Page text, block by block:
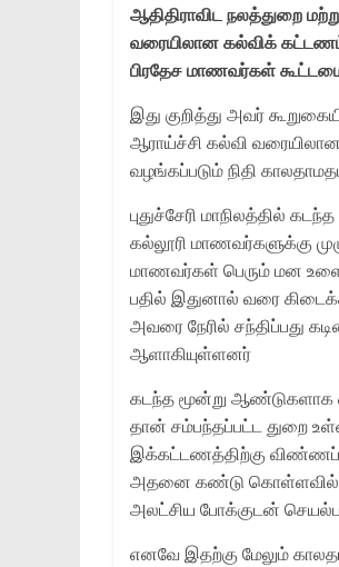
ஆதிதிராவிட நலத்துறை
வரையிலான கல்விக் கட்டணம்
பிரதேச மாணவர்கள்
இது குறித்து அவர்
ஆராய்ச்சி கல்வி
வழங்கப்படும் நிதி
புதுச்சேரி மாநிலத்தில்
கல்லூரி மாணவர்களுக்கு
மாணவர்கள் பெரும் மன
பதில் இதுனால் வரை
அவரை நேரில் சந்திப்பது
ஆளாகியுள்ளனர்
கடந்த மூன்று ஆண்டுகளாக
தான் சம்பந்தப்பட்ட துறை
இக்கட்டணத்திற்கு
அதனை கண்டு
அலட்சிய போக்குடன்
எனவே இதற்கு மேலும்